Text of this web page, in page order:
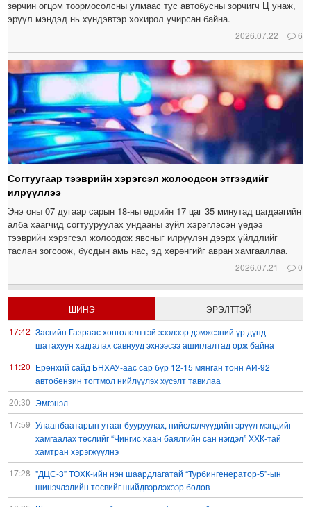
зөрчин огцом тоормосолсны улмаас тус автобусны зорчигч Ц унаж,
эрүүл мэндэд нь хүндэвтэр хохирол учирсан байна.
2026.07.22 6
Согтуугаар тээврийн хэрэгсэл жолоодсон этгээдийг
илрүүллээ
Энэ оны 07 дугаар сарын 18-ны өдрийн 17 цаг 35 минутад цагдаагийн
алба хаагчид согтууруулах ундааны зүйл хэрэглэсэн үедээ
тээврийн хэрэгсэл жолоодож явсныг илрүүлэн дээрх үйлдлийг
таслан зогсоож, бусдын амь нас, эд хөрөнгийг авран хамгааллаа.
2026.07.21 0
ШИНЭ
ЭРЭЛТТЭЙ
17:42 Засгийн Газраас хөнгөлөлттэй зээлээр дэмжсэний үр дүнд
шатахуун хадгалах савнууд эхнээсээ ашиглалтад орж байна
11:20 Ерөнхий сайд БНХАУ-аас сар бүр 12-15 мянган тонн АИ-92
автобензин тогтмол нийлүүлэх хүсэлт тавилаа
20:30 Эмгэнэл
17:59 Улаанбаатарын утааг бууруулах, нийслэлчүүдийн эрүүл мэндийг
хамгаалах төслийг “Чингис хаан баялгийн сан нэгдэл” ХХК-тай
хамтран хэрэгжүүлнэ
17:28 "ДЦС-3” ТӨХК-ийн нэн шаардлагатай “Турбингенератор-5”-ын
шинэчлэлийн төсвийг шийдвэрлэхээр болов